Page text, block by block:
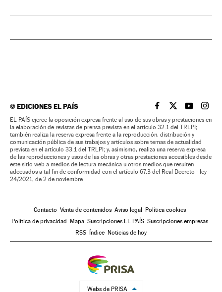
©EDICIONES EL PAÍS EL PAÍS BRASIL EN
EL PAÍSEL PAÍS
EL
EL PAÍS ejerce la oposición expresa frente al uso de sus obras y prestaciones en
la elaboración de revistas de prensa prevista en el artículo 32.1 del TRLPI;
también realiza la reserva expresa frente a la reproducción, distribución y
comunicación pública de sus trabajos y artículos sobre temas de actualidad
prevista en el artículo 33.1 del TRLPI; y, asimismo, realiza una reserva expresa
de las reproducciones y usos de las obras y otras prestaciones accesibles desde
este sitio web a medios de lectura mecánica u otros medios que resulten
adecuados a tal fin de conformidad con el artículo 67.3 del Real Decreto - ley
24/2021, de 2 de noviembre
Contacto Venta de contenidos Aviso legal Política cookies
Política de privacidad Mapa Suscripciones EL PAÍS Suscripciones empresas
RSS Índice Noticias de hoy
Webs de PRISA